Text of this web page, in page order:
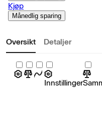
Kjøp
Månedlig sparing
Oversikt Detaljer
Innstillinger